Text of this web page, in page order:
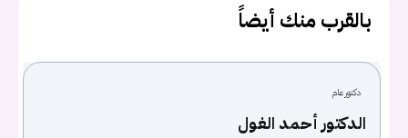
كلمه السرهل نسيت كلمة السر؟
بالقرب منك أيضاً
دكتور عام
الدكتور أحمد الغول